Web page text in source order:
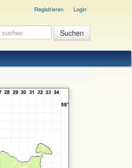
Registrieren Login